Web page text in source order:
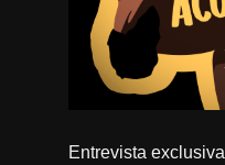
Entrevista